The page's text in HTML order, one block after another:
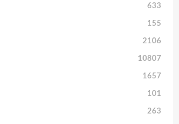
633
155
2106
10807
1657
101
263